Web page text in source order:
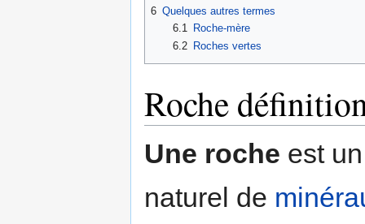
6 Quelques autres termes
6.1
Roche-mère
6.2
Roches vertes
Roche
Une roche est
naturel de